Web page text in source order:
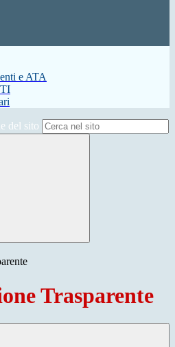
e ATA
del sito
Trasparente